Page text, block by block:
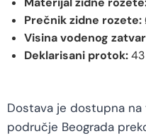
Prečnik zidne rozete:
Visina vodenog
Deklarisani protok:
Dostava je dostupna
područje Beograda